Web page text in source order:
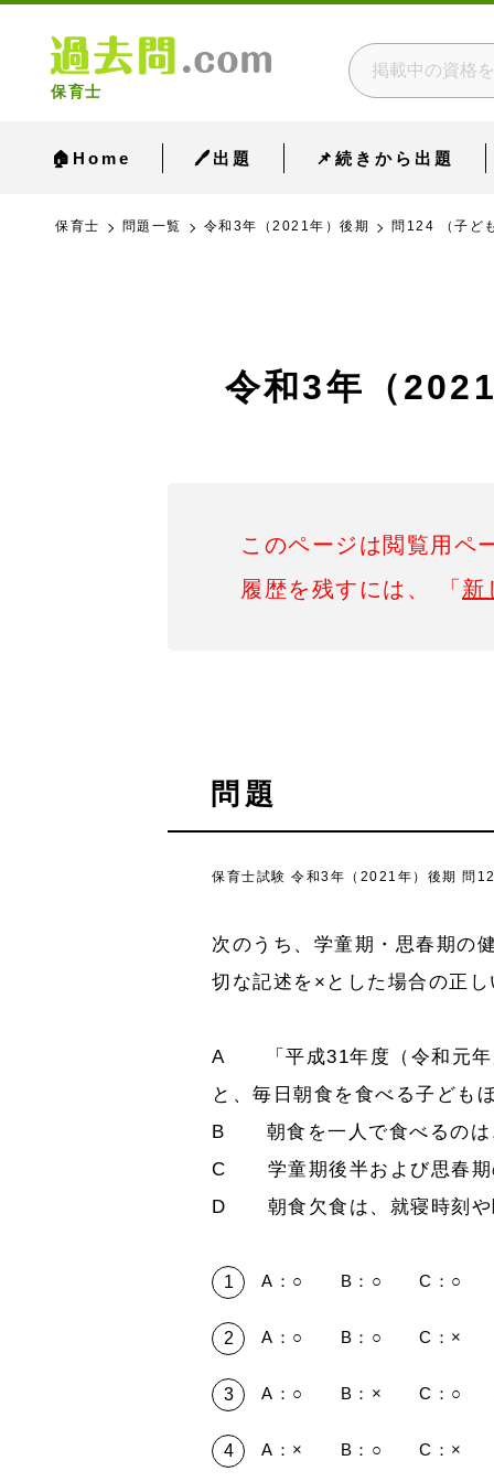
保育士
🏠Home 🖊出題 📌続きから出題
保育士 問題一覧 令和3年（2021年）後期 問124 （子ど
令和3年（
このページは閲覧用ペ
履歴を残すには、 「 新
問題
保育士試験 令和3年（2021年）後期 問
次のうち、学童期・思春期の
切な記述を×とした場合の正し
A 「平成31年度（令和元年
と、毎日朝食を食べる子ども
B 朝食を一人で食べるのは
C 学童期後半および思春期
D 朝食欠食は、就寝時刻や
A：○ B：○ C：○
A：○ B：○ C：×
A：○ B：× C：○
A：× B：○ C：×